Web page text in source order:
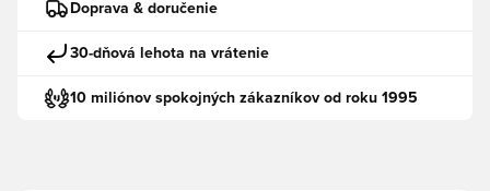
Doprava & doručenie
30-dňová lehota na vrátenie
10 miliónov spokojných zákazníkov od roku 1995